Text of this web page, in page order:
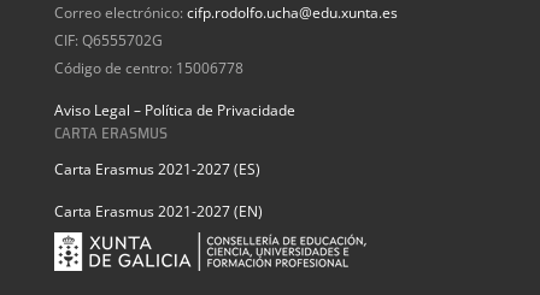
Correo electrónico: cifp.rodolfo.ucha@edu.xunta.es
CIF: Q6555702G
Código de centro: 15006778
Aviso Legal – Política de Privacidade
CARTA ERASMUS
Carta Erasmus 2021-2027 (ES)
Carta Erasmus 2021-2027 (EN)